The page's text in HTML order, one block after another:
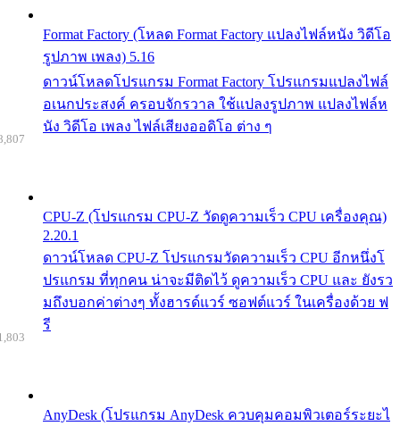
Format Factory (โหลด Format Factory แปลงไฟล์หนัง วิดีโอ
รูปภาพ เพลง) 5.16
ดาวน์โหลดโปรแกรม Format Factory โปรแกรมแปลงไฟล์
อเนกประสงค์ ครอบจักรวาล ใช้แปลงรูปภาพ แปลงไฟล์ห
นัง วิดีโอ เพลง ไฟล์เสียงออดิโอ ต่าง ๆ
CPU-Z (โปรแกรม CPU-Z วัดดูความเร็ว CPU เครื่องคุณ)
2.20.1
ดาวน์โหลด CPU-Z โปรแกรมวัดความเร็ว CPU อีกหนึ่งโ
ปรแกรม ที่ทุกคน น่าจะมีติดไว้ ดูความเร็ว CPU และ ยังรว
มถึงบอกค่าต่างๆ ทั้งฮารด์แวร์ ซอฟต์แวร์ ในเครื่องด้วย ฟ
รี
AnyDesk (โปรแกรม AnyDesk ควบคุมคอมพิวเตอร์ระยะไ